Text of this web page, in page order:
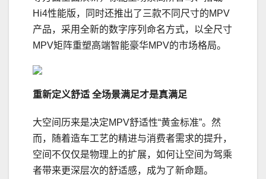
Hi4性能版，同时还推出了三款不同尺寸的MPV
产品，采用全新的数字序列命名方式，以全尺寸
MPV矩阵重塑高端智能豪华MPV的市场格局。
重新定义舒适 全场景满足才是真满足
大空间历来是决定MPV舒适性“黄金标准”。然
而，随着造车工艺的精进与消费者需求的提升，
空间不仅仅是物理上的扩展，如何让空间为驾乘
者带来更深层次的舒适感，成为了新命题。